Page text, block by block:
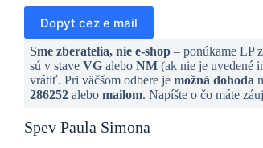
Dopyt cez e mail
Sme zberatelia, nie e-shop – ponúkame LP
sú v staveVG aleboNM (ak nie je uvedené
vrátiť. Pri väčšom odbere jemožná dohoda
286252 alebomailom. Napíšte o čo máte
Spev Paula Simona